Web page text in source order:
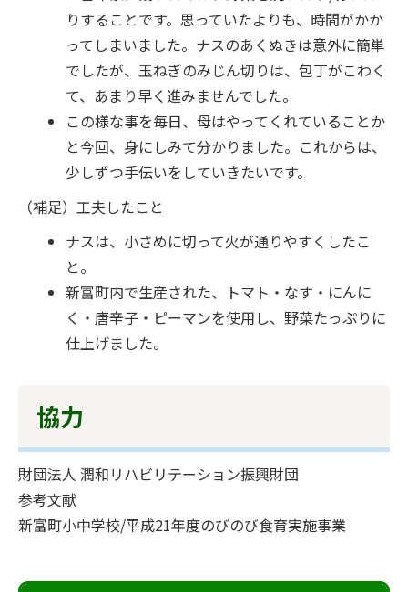
りすることです。思っていたよりも、時間がかか
ってしまいました。ナスのあくぬきは意外に簡単
でしたが、玉ねぎのみじん切りは、包丁がこわく
て、あまり早く進みませんでした。
この様な事を毎日、母はやってくれていることか
と今回、身にしみて分かりました。これからは、
少しずつ手伝いをしていきたいです。
（補足）工夫したこと
ナスは、小さめに切って火が通りやすくしたこ
と。
新富町内で生産された、トマト・なす・にんに
く・唐辛子・ピーマンを使用し、野菜たっぷりに
仕上げました。
協力
財団法人 潤和リハビリテーション振興財団
参考文献
新富町小中学校/平成21年度のびのび食育実施事業